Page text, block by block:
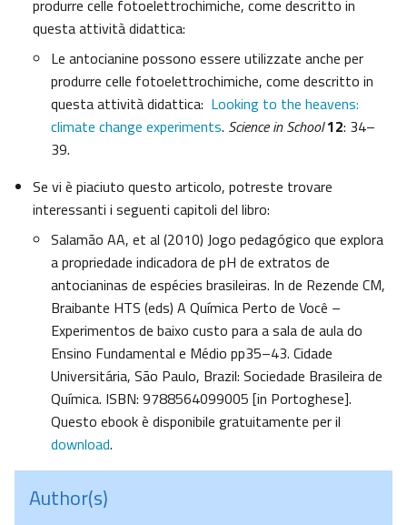
produrre celle fotoelettrochimiche, come descritto in
questa attività didattica:
Le antocianine possono essere utilizzate anche per
produrre celle fotoelettrochimiche, come descritto in
questa attività didattica: Looking to the heavens:
climate change experiments. Science in School12: 34–
39.
Se vi è piaciuto questo articolo, potreste trovare
interessanti i seguenti capitoli del libro:
Salamão AA, et al (2010) Jogo pedagógico que explora
a propriedade indicadora de pH de extratos de
antocianinas de espécies brasileiras. In de Rezende CM,
Braibante HTS (eds) A Química Perto de Você –
Experimentos de baixo custo para a sala de aula do
Ensino Fundamental e Médio pp35–43. Cidade
Universitária, São Paulo, Brazil: Sociedade Brasileira de
Química. ISBN: 9788564099005 [in Portoghese].
Questo ebook è disponibile gratuitamente per il
download.
Author(s)